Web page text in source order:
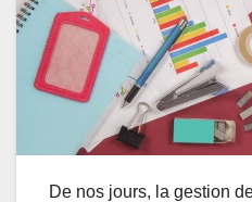
De nos jours, la gestion